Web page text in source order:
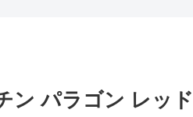
ン パラゴン レッ